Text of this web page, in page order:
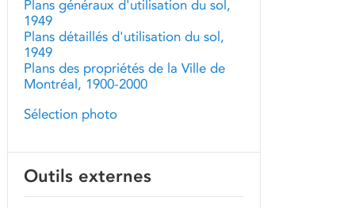
Plans généraux d'utilisation du sol,
1949
Plans détaillés d'utilisation du sol,
1949
Plans des propriétés de la Ville de
Montréal, 1900-2000
Sélection photo
Outils externes